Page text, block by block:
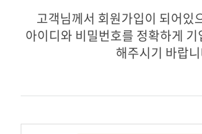
고객님께서 회원가입이 되어있
아이디와 비밀번호를 정확하게
해주시기 바랍